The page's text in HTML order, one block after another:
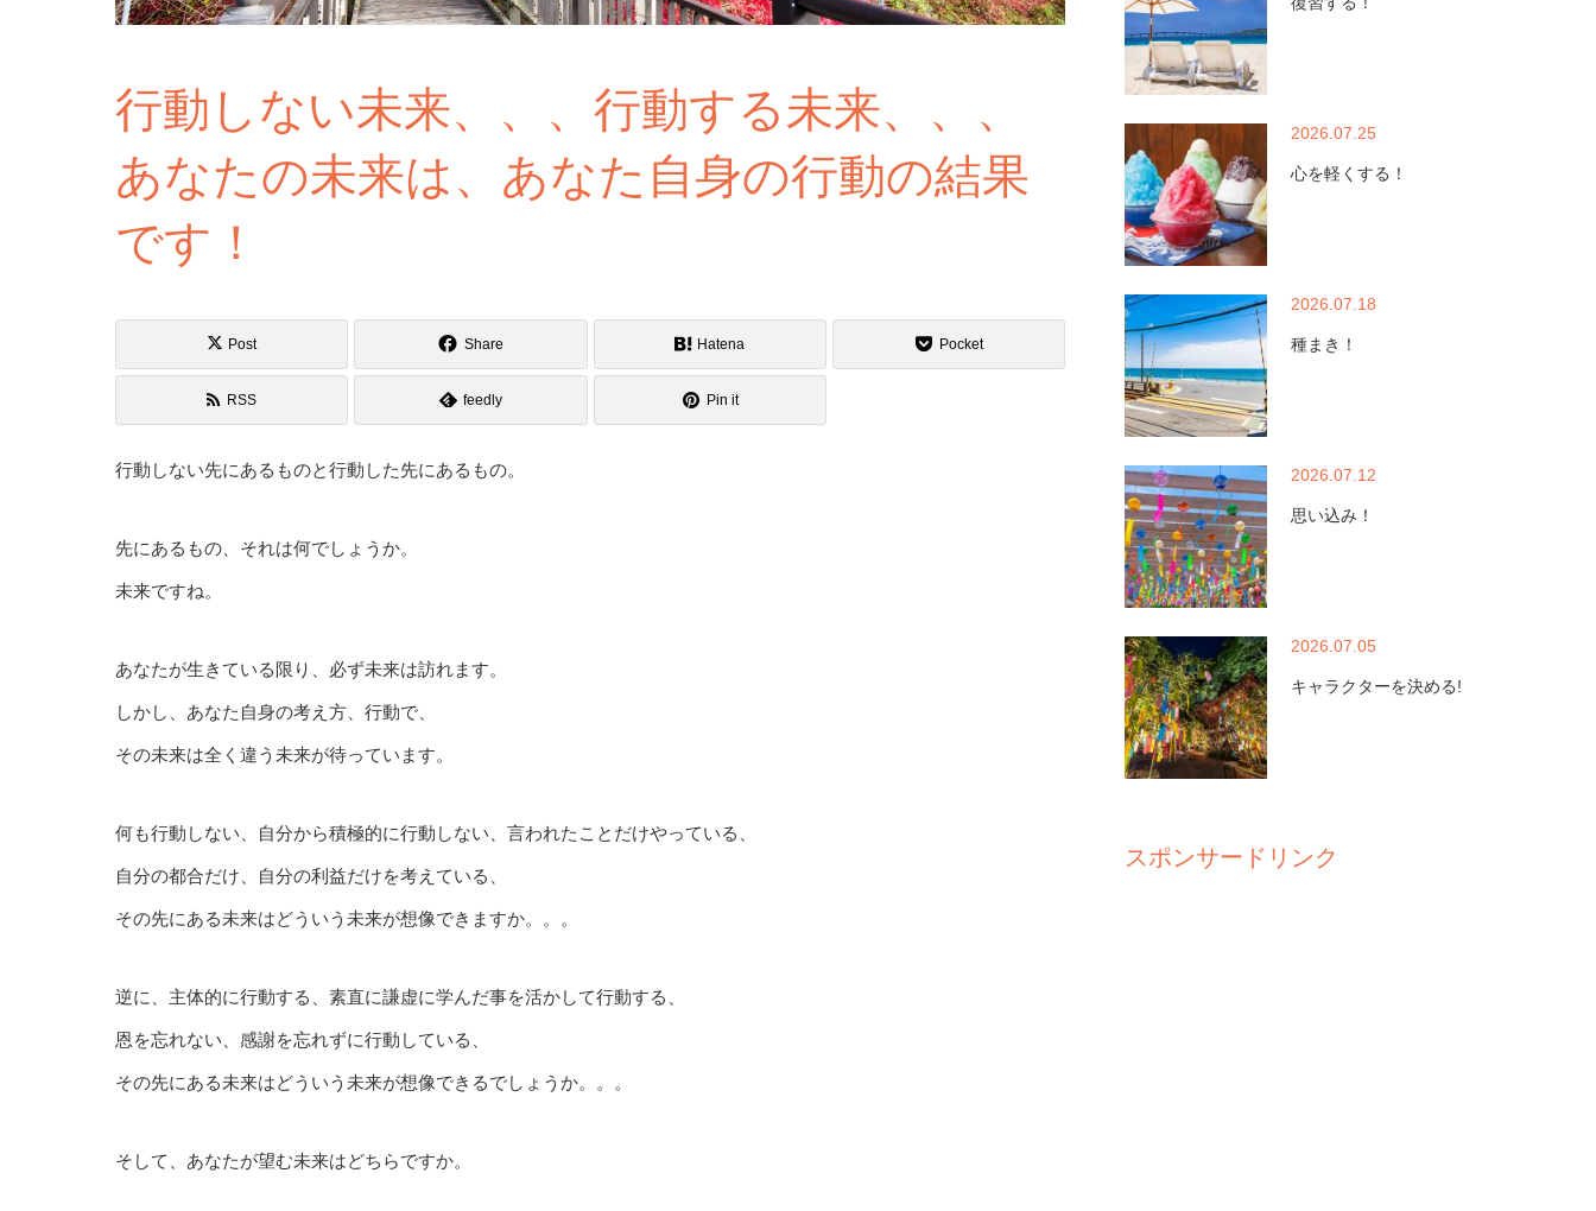
行動しない未来、、、行動する未来、、、
あなたの未来は、あなた自身の行動の結果
です！
Post Share Hatena Pocket
RSS feedly Pin it
行動しない先にあるものと行動した先にあるもの。
先にあるもの、それは何でしょうか。
未来ですね。
あなたが生きている限り、必ず未来は訪れます。
しかし、あなた自身の考え方、行動で、
その未来は全く違う未来が待っています。
何も行動しない、自分から積極的に行動しない、言われたことだけやっている、
自分の都合だけ、自分の利益だけを考えている、
その先にある未来はどういう未来が想像できますか。。。
逆に、主体的に行動する、素直に謙虚に学んだ事を活かして行動する、
恩を忘れない、感謝を忘れずに行動している、
その先にある未来はどういう未来が想像できるでしょうか。。。
そして、あなたが望む未来はどちらですか。
2026.07.25
心を軽くする！
2026.07.18
種まき！
2026.07.12
思い込み！
2026.07.05
キャラクターを決める!
スポンサードリンク